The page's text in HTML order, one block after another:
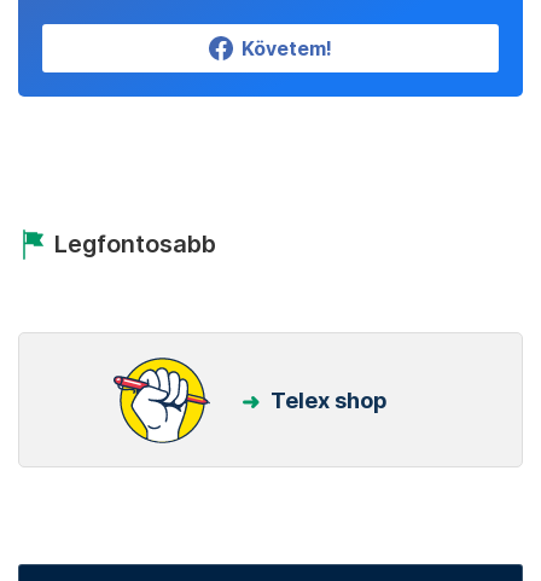
Követem!
Legfontosabb
Telex shop